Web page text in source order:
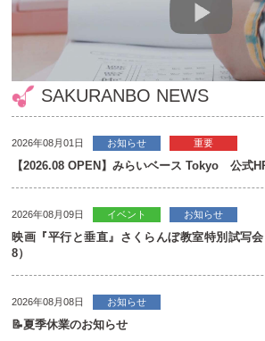
SAKURANBO NEWS
2026年08月01日 お知らせ 重要
【2026.08 OPEN】みらいベース Tokyo 公式
2026年08月09日 イベント お知らせ
映画『平行と垂直』さくらんぼ教室特別試写
8）
2026年08月08日 お知らせ
📝夏季休業のお知らせ